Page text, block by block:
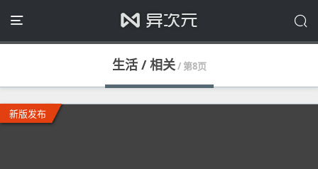
生活 / 相关/ 第8页
新版发布